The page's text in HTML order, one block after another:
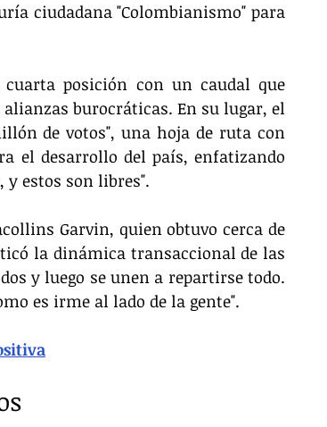
ciudadana "Colombianismo" para
posición con un caudal que
burocráticas. En su lugar, el
de votos", una hoja de ruta con
el desarrollo del país, enfatizando
y estos son libres".
Garvin, quien obtuvo cerca de
la dinámica transaccional de las
y luego se unen a repartirse todo.
es irme al lado de la gente".